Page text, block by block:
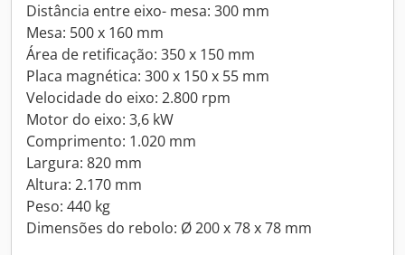
Distância entre eixo- mesa: 300 mm
Mesa: 500 x 160 mm
Área de retificação: 350 x 150 mm
Placa magnética: 300 x 150 x 55 mm
Velocidade do eixo: 2.800 rpm
Motor do eixo: 3,6 kW
Comprimento: 1.020 mm
Largura: 820 mm
Altura: 2.170 mm
Peso: 440 kg
Dimensões do rebolo: Ø 200 x 78 x 78 mm